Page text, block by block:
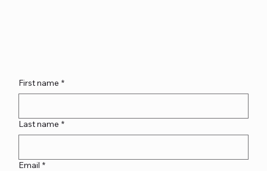
First name *
Last name *
Email *